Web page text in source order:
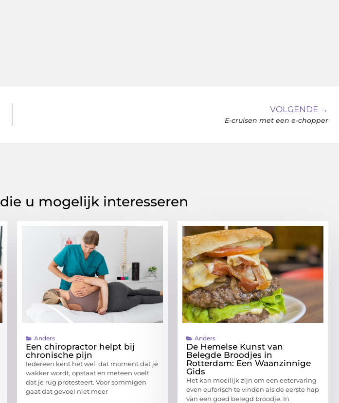
VOLGENDE →
E-cruisen met een e-chopper
die u mogelijk interesseren
Anders
Een chiropractor helpt bij
chronische pijn
Iedereen kent het wel: dat moment dat je
wakker wordt, opstaat en meteen voelt
dat je rug protesteert. Voor sommigen
gaat dat gevoel niet meer
Anders
De Hemelse Kunst van
Belegde Broodjes in
Rotterdam: Een Waanzinnige
Gids
Het kan moeilijk zijn om een eetervaring
even euforisch te vinden als de eerste hap
van een goed belegd broodje. In